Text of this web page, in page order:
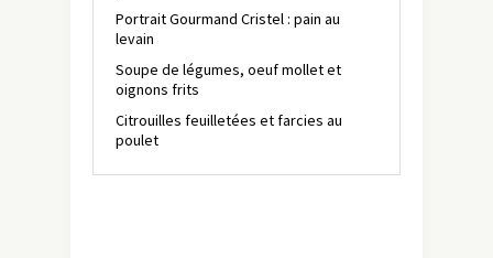
Portrait Gourmand Cristel : pain au
levain
Soupe de légumes, oeuf mollet et
oignons frits
Citrouilles feuilletées et farcies au
poulet